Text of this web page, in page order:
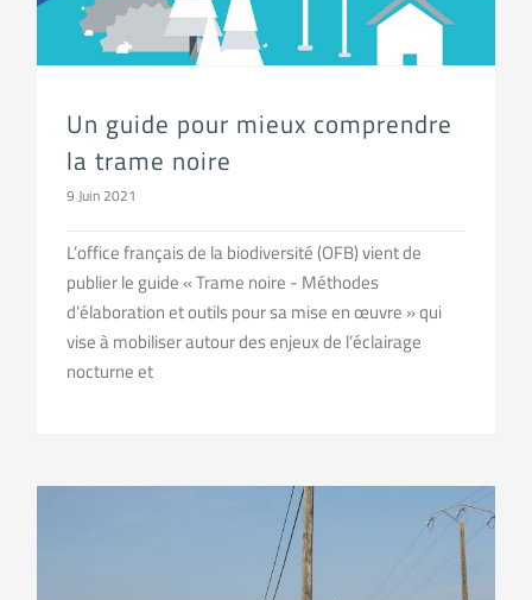
Un guide pour mieux comprendre
la trame noire
9 Juin 2021
L’office français de la biodiversité (OFB) vient de
publier le guide « Trame noire - Méthodes
d’élaboration et outils pour sa mise en œuvre » qui
vise à mobiliser autour des enjeux de l’éclairage
nocturne et